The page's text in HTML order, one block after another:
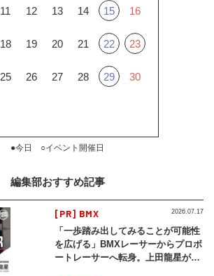
11 12 13 14 15 16
18 19 20 21 22 23
25 26 27 28 29 30
●今日 ○イベント開催日
編集部おすすめ記事
[PR] BMX
「一歩踏み出してみることが可能性
を広げる」BMXレーサーからプロボ
ートレーサーへ転身。上田龍星が体
2026.07.17